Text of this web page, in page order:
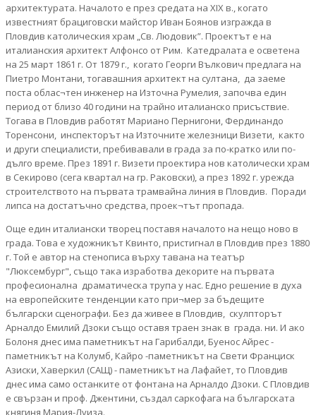
архитектурата. Началото е през средата на XIX в., когато
известният брациговски майстор Иван Боянов изгражда в
Пловдив католическия храм „Св. Людовик”. Проектът е на
италианския архитект Алфонсо от Рим. Катедралата е осветена
на 25 март 1861 г. От 1879 г., когато Георги Вълкович предлага на
Пиетро Монтани, тогавашния архитект на султана, да заеме
поста облас¬тен инженер на Източна Румелия, започва един
период от близо 40 години на трайно италианско присъствие.
Тогава в Пловдив работят Мариано Пернигони, Фердинандо
Торенсони, инспекторът на Източните железници Визети, както
и други специалисти, пребивавали в града за по-кратко или по-
дълго време. През 1891 г. Визети проектира нов католически храм
в Секирово (сега квартал на гр. Раковски), а през 1892 г. урежда
строителството на първата трамвайна линия в Пловдив. Поради
липса на достатъчно средства, проек¬тът пропада.
Още един италиански творец поставя началото на нещо ново в
града. Това е художникът Квинто, пристигнал в Пловдив през 1880
г. Той е автор на стенописа върху тавана на театър
"Люксембург", също така изработва декорите на първата
професионална драматическа трупа у нас. Едно решение в духа
на европейските тенденции като при¬мер за бъдещите
български сценографи. Без да живее в Пловдив, скулпторът
Арналдо Емилий Дзоки също оставя траен знак в града. ни. И ако
Болоня днес има паметникът на Гарибалди, Буенос Айрес -
паметникът на Колумб, Кайро -паметникът на Свети Франциск
Азиски, Хаверкил (САЩ) - паметникът на Лафайет, то Пловдив
днес има само останките от фонтана на Арналдо Дзоки. С Пловдив
е свързан и проф. Джентини, създал саркофага на българската
княгиня Мария-Луиза.